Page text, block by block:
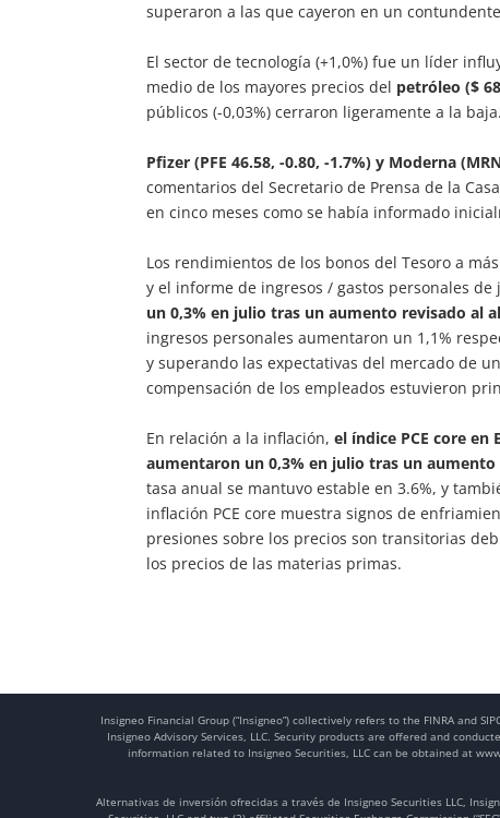
superaron a las que cayeron en un
El sector de tecnología (+1,0%) fue un líder
medio de los mayores precios del petróleo ($
públicos (-0,03%) cerraron ligeramente a la baja.
Pfizer (PFE 46.58, -0.80, -1.7%) y Moderna
comentarios del Secretario de Prensa de la
en cinco meses como se había informado
Los rendimientos de los bonos del Tesoro a
y el informe de ingresos / gastos personales
un 0,3% en julio tras un aumento revisado al
ingresos personales aumentaron un 1,1%
y superando las expectativas del mercado de
compensación de los empleados estuvieron
En relación a la inflación,el índice PCE core
aumentaron un 0,3% en julio tras un
tasa anual se mantuvo estable en 3.6%, y
inflación PCE core muestra signos de
presiones sobre los precios son transitorias
los precios de las materias primas.
Insigneo Financial Group (“Insigneo”) collectively refers to the FINRA and
Insigneo Advisory Services, LLC. Security products are offered and
information related to Insigneo Securities, LLC can be obtained at
Alternativas de inversión ofrecidas a través de Insigneo Securities LLC,